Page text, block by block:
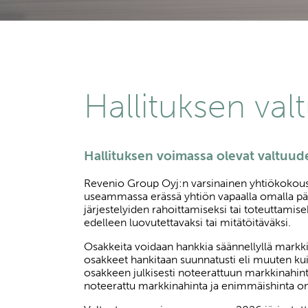
Hallituksen
Hallituksen voimassa olevat
Revenio Group Oyj:n varsinainen
useammassa erässä yhtiön vapaalla omalla
järjestelyiden rahoittamiseksi tai
edelleen luovutettavaksi tai mitätöitäväksi.
Osakkeita voidaan hankkia säännellyllä
osakkeet hankitaan suunnatusti eli muuten
osakkeen julkisesti noteerattuun
noteerattu markkinahinta ja enimmäishinta